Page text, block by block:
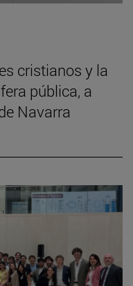
cristianos y la
pública, a
Navarra